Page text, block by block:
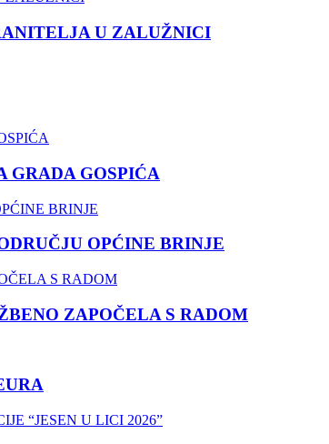
U ZALUŽNICI
GRADA GOSPIĆA
OPĆINE BRINJE
ZAPOČELA S RADOM